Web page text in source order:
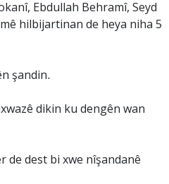
Ebdullah Behramî, Seyd
hilbijartinan de heya niha 5
şandin.
dikin ku dengên wan
de dest bi xwe nîşandanê